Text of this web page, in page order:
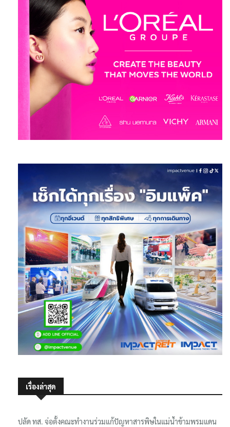
เรื่องล่าสุด
ปลัด ทส. จ่อตั้งคณะทำงานร่วมแก้ปัญหาสารพิษในแม่น้ำข้ามพรมแดน